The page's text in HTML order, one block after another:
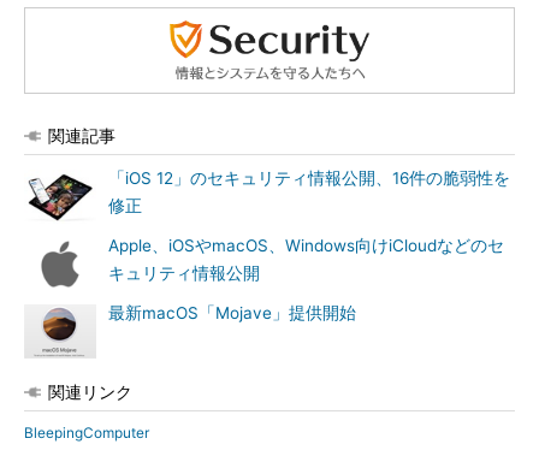
関連記事
「iOS 12」のセキュリティ情報公開、16件の脆弱性を
修正
Apple、iOSやmacOS、Windows向けiCloudなどのセ
キュリティ情報公開
最新macOS「Mojave」提供開始
関連リンク
BleepingComputer